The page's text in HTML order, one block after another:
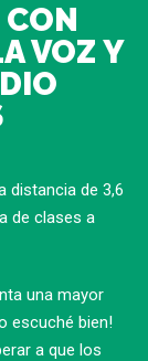
CON
VOZ Y
distancia de 3,6
de clases a
una mayor
escuché bien!
a que los